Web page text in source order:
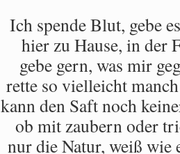
Ich spende Blut, gebe
hier zu Hause, in der
gebe gern, was mir
rette so vielleicht
kann den Saft noch
ob mit zaubern oder
nur die Natur, weiß wie